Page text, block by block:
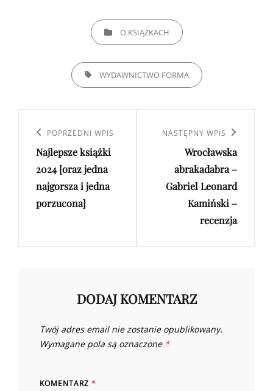
CATEGORIESO KSIĄŻKACH
TAGS, WYDAWNICTWO FORMA
wpisu
Poprzedni
wpis
POPRZEDNI WPIS
Najlepsze książki
2024 [oraz jedna
najgorsza i jedna
porzucona]
Następny
NASTĘPNY WPIS
Wrocławska
abrakadabra –
Gabriel Leonard
Kamiński –
recenzja
DODAJ KOMENTARZ
Twój adres email nie zostanie opublikowany.
Wymagane pola są oznaczone *
KOMENTARZ *